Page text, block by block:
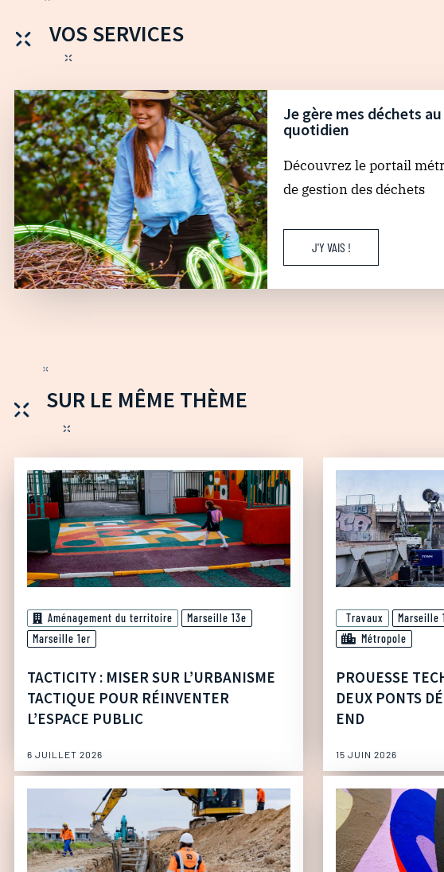
VOS SERVICES
Je gère mes déchets au
quotidien
Découvrez le portail
de gestion des déchets
J'Y VAIS !
SUR LE MÊME THÈME
Aménagement du territoire
Marseille 13e
Marseille 1er
TACTICITY : MISER SUR L’URBANISME
TACTIQUE POUR RÉINVENTER
L’ESPACE PUBLIC
6 JUILLET 2026
Travaux Marseille
Métropole
PROUESSE
DEUX PONTS
END
15 JUIN 2026